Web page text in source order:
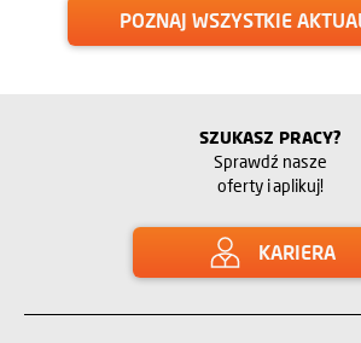
POZNAJ WSZYSTKIE
SZUKASZ PRACY?
Sprawdź nasze
oferty i aplikuj!
KARIERA